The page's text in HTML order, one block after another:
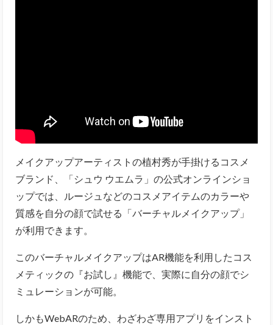
メイクアップアーティストの植村秀が手掛けるコスメ
ブランド、「シュウ ウエムラ」の公式オンラインショ
ップでは、ルージュなどのコスメアイテムのカラーや
質感を自分の顔で試せる「バーチャルメイクアップ」
が利用できます。
このバーチャルメイクアップはAR機能を利用したコス
メティックの『お試し』機能で、実際に自分の顔でシ
ミュレーションが可能。
しかもWebARのため、わざわざ専用アプリをインスト